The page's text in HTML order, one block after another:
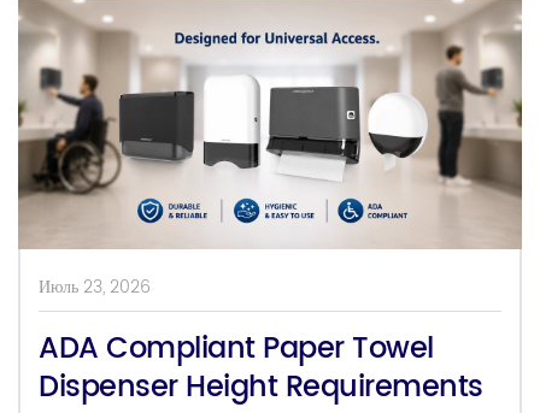
Июль 23, 2026
ADA Compliant Paper Towel
Dispenser Height Requirements